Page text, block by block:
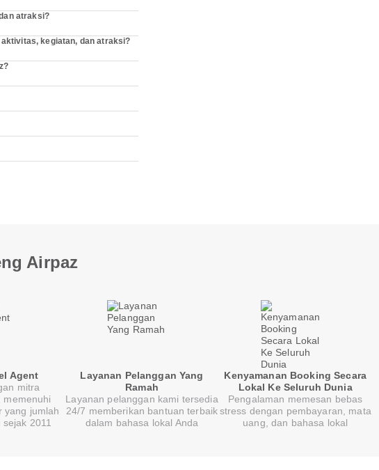
atraksi?
kegiatan, dan atraksi?
Airpaz
Agent
mitra
memenuhi
yang jumlah
2011
Layanan Pelanggan Yang
Ramah
Layanan pelanggan kami tersedia
24/7 memberikan bantuan terbaik
dalam bahasa lokal Anda
Kenyamanan Booking Secara
Lokal Ke Seluruh Dunia
Pengalaman memesan bebas
stress dengan pembayaran, mata
uang, dan bahasa lokal